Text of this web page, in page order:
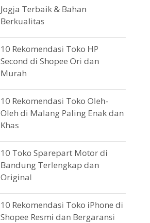
Jogja Terbaik & Bahan
Berkualitas
10 Rekomendasi Toko HP
Second di Shopee Ori dan
Murah
10 Rekomendasi Toko Oleh-
Oleh di Malang Paling Enak dan
Khas
10 Toko Sparepart Motor di
Bandung Terlengkap dan
Original
10 Rekomendasi Toko iPhone di
Shopee Resmi dan Bergaransi